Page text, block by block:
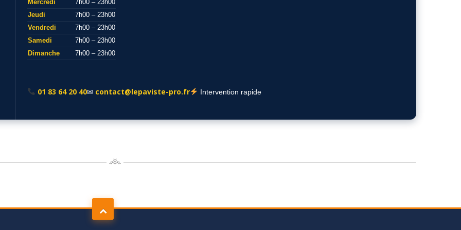
Mercredi
7h00 – 23h00
Jeudi
7h00 – 23h00
Vendredi
7h00 – 23h00
Samedi
7h00 – 23h00
Dimanche
7h00 – 23h00
01 83 64 20 40✉ contact@lepaviste-pro.fr Intervention rapide